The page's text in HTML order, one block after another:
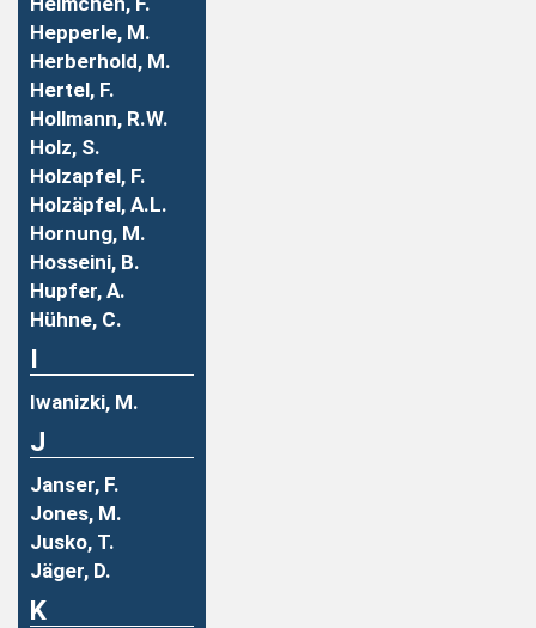
Hepperle, M.
Herberhold, M.
Hertel, F.
Hollmann, R.W.
Holz, S.
Holzapfel, F.
Holzäpfel, A.L.
Hornung, M.
Hosseini, B.
Hupfer, A.
Hühne, C.
I
Iwanizki, M.
J
Janser, F.
Jones, M.
Jusko, T.
Jäger, D.
K